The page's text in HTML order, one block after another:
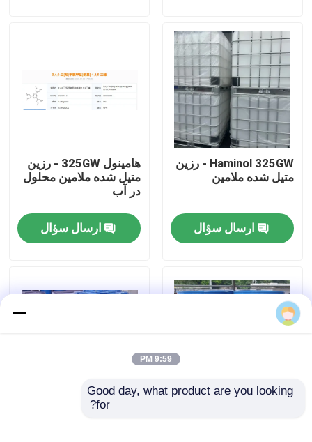
خانه
محصولات
فیلم های
دربارهی ما
کارخانه تور
تماس با ما
Blog
Haminol 325GW - رزین
متیل شده ملامین
ارسال سؤال
هامینول 325GW - رزین
متیل شده ملامین محلول
در آب
ارسال سؤال
رزین های متیلیزه شده
9:59 PM
Good day, what product are you looking
for?